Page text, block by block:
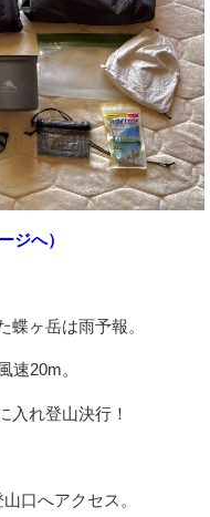
ジへ）
蝶ヶ岳は雨予報。
速20m。
入れ登山決行！
口へアクセス。